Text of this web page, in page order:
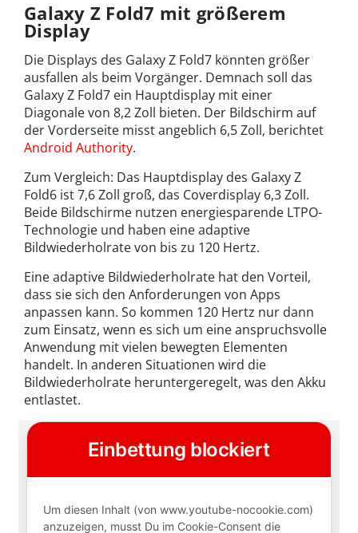
Galaxy Z Fold7 mit größerem
Display
Die Displays des Galaxy Z Fold7 könnten größer
ausfallen als beim Vorgänger. Demnach soll das
Galaxy Z Fold7 ein Hauptdisplay mit einer
Diagonale von 8,2 Zoll bieten. Der Bildschirm auf
der Vorderseite misst angeblich 6,5 Zoll, berichtet
Android Authority.
Zum Vergleich: Das Hauptdisplay des Galaxy Z
Fold6 ist 7,6 Zoll groß, das Coverdisplay 6,3 Zoll.
Beide Bildschirme nutzen energiesparende LTPO-
Technologie und haben eine adaptive
Bildwiederholrate von bis zu 120 Hertz.
Eine adaptive Bildwiederholrate hat den Vorteil,
dass sie sich den Anforderungen von Apps
anpassen kann. So kommen 120 Hertz nur dann
zum Einsatz, wenn es sich um eine anspruchsvolle
Anwendung mit vielen bewegten Elementen
handelt. In anderen Situationen wird die
Bildwiederholrate heruntergeregelt, was den Akku
entlastet.